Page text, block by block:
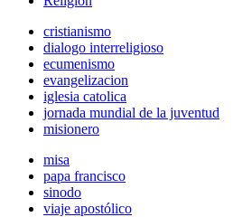
cristianismo
dialogo interreligioso
ecumenismo
evangelizacion
iglesia catolica
jornada mundial de la juventud
misionero
misa
papa francisco
sinodo
viaje apostólico